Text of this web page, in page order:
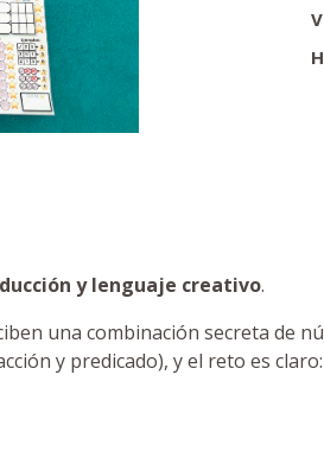
y lenguaje creativo.
una combinación secreta de
y predicado), y el reto es claro: